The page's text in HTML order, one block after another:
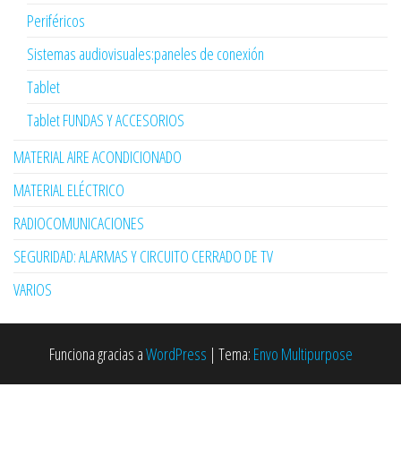
Periféricos
Sistemas audiovisuales:paneles de conexión
Tablet
Tablet FUNDAS Y ACCESORIOS
MATERIAL AIRE ACONDICIONADO
MATERIAL ELÉCTRICO
RADIOCOMUNICACIONES
SEGURIDAD: ALARMAS Y CIRCUITO CERRADO DE TV
VARIOS
Funciona gracias aWordPress | Tema: Envo Multipurpose